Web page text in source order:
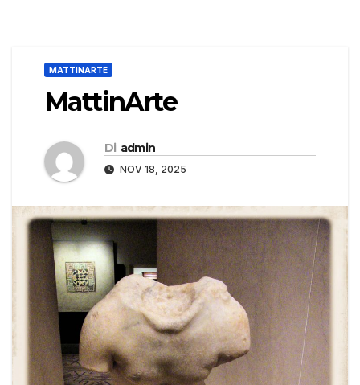
MATTINARTE
MattinArte
Di admin
NOV 18, 2025